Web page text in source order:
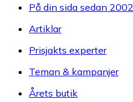
På din sida sedan 2002
Artiklar
Prisjakts experter
Teman & kampanjer
Årets butik